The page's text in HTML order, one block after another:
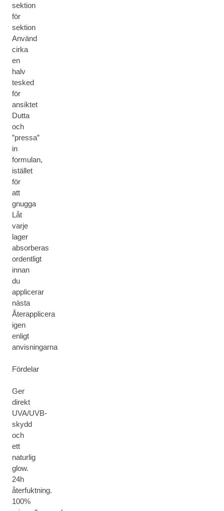
sektion
för
sektion
Använd
cirka
en
halv
tesked
för
ansiktet
Dutta
och
”pressa”
in
formulan,
istället
för
att
gnugga
Låt
varje
lager
absorberas
ordentligt
innan
du
applicerar
nästa
Återapplicera
igen
enligt
anvisningarna
Fördelar
Ger
direkt
UVA/UVB-
skydd
och
ett
naturlig
glow.
24h
återfuktning.
100%